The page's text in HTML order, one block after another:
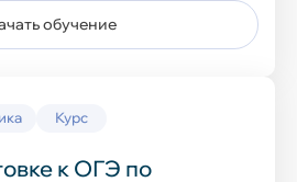
обучение
Курс
к ОГЭ по